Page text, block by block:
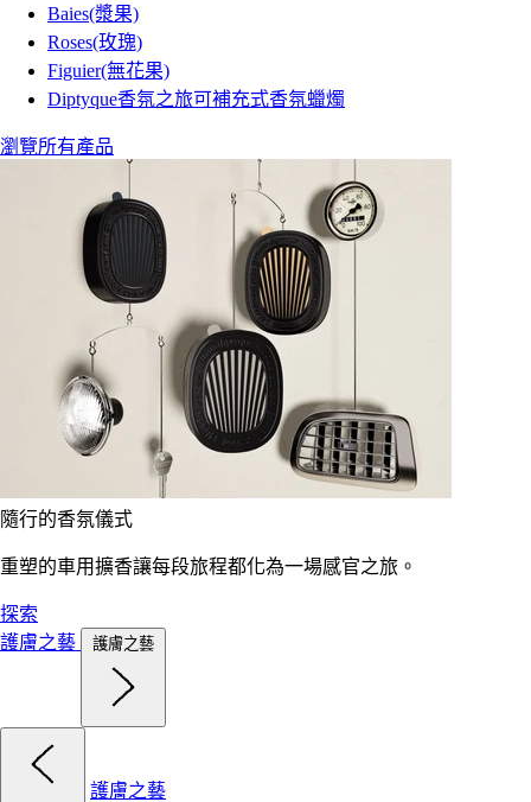
Baies(漿果)
Roses(玫瑰)
Figuier(無花果)
Diptyque香氛之旅可補充式香氛蠟燭
瀏覽所有產品
隨行的香氛儀式
重塑的車用擴香讓每段旅程都化為一場感官之旅。
探索
護膚之藝
護膚之藝
護膚之藝